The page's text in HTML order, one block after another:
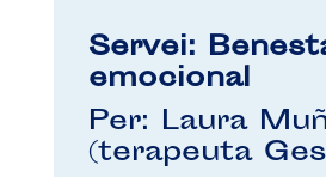
Servei:
emocional
Per: Laura
(terapeuta